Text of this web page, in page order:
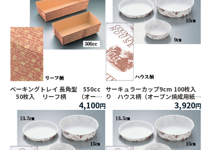
ベーキングトレイ 長角型 550cc
50枚入 リーフ柄 （オーブ
4,100
サーキュラーカップ9cm 100枚入
り ハウス柄（オーブン焼成用紙容
3,920